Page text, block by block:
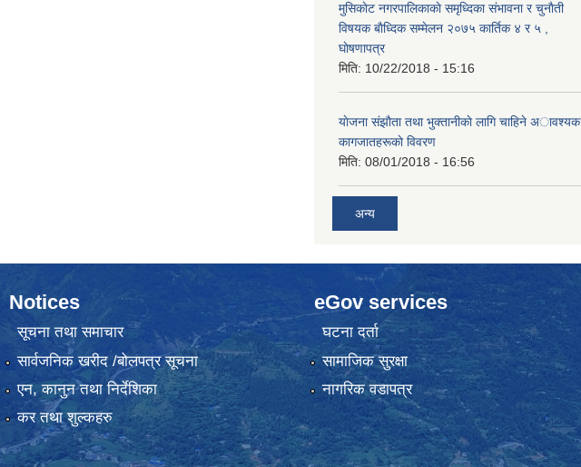
मुसिकाेट नगरपालिकाकाे समृध्दिका संभावना र चुनाैती
विषयक बाैध्दिक सम्मेलन २०७५ कार्तिक ४ र ५ ,
घाेषणापत्र
मिति: 10/22/2018 - 15:16
याेजना संझाैता तथा भुक्तानीकाे लागि चाहिने अावश्यक
कागजातहरूकाे विवरण
मिति: 08/01/2018 - 16:56
अन्य
Notices
सूचना तथा समाचार
सार्वजनिक खरीद /बोलपत्र सूचना
एन, कानुन तथा निर्देशिका
कर तथा शुल्कहरु
eGov services
घटना दर्ता
सामाजिक सुरक्षा
नागरिक वडापत्र